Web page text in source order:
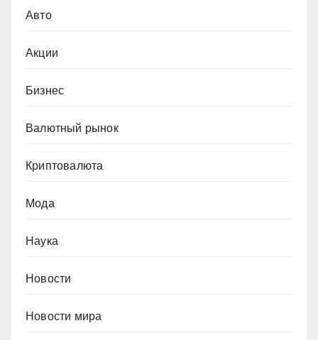
Авто
Акции
Бизнес
Валютный рынок
Криптовалюта
Мода
Наука
Новости
Новости мира